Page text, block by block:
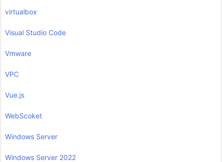
virtualbox
Visual Studio Code
Vmware
VPC
Vue.js
WebScoket
Windows Server
Windows Server 2022